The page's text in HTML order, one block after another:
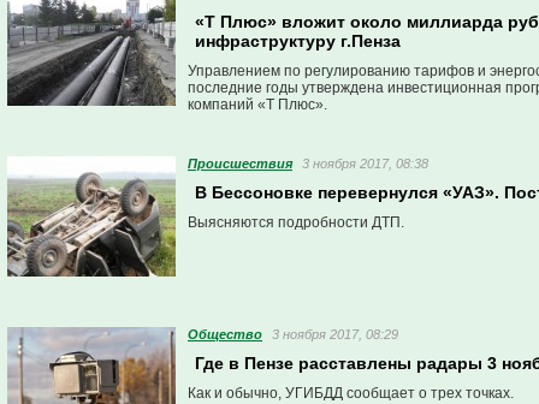
«Т Плюс» вложит около миллиарда
инфраструктуру г.Пенза
Управлением по регулированию тарифов и
последние годы утверждена инвестиционная
компаний «Т Плюс».
Проиcшествия 3 ноября 2017, 08:38
В Бессоновке перевернулся «УАЗ».
Выясняются подробности ДТП.
Общество 3 ноября 2017, 08:29
Где в Пензе расставлены радары 3
Как и обычно, УГИБДД сообщает о трех точках.